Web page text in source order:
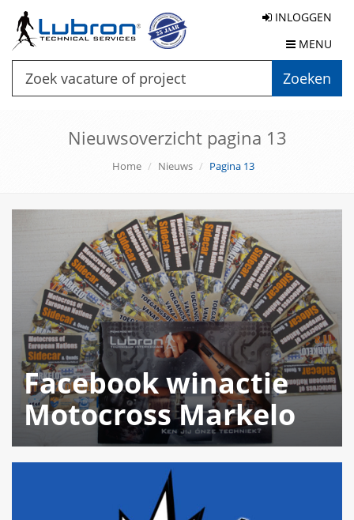
Zoeken
INLOGGEN
MENU
Nieuwsoverzicht pagina 13
Home Nieuws Pagina 13
Facebook winactie
Motocross Markelo